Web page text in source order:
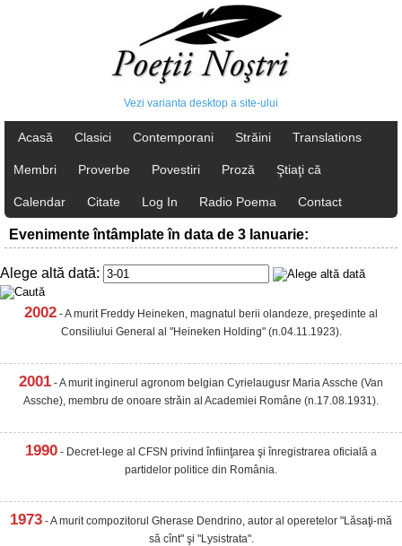
Vezi varianta desktop a site-ului
Acasă Clasici Contemporani Străini Translations
Membri Proverbe Povestiri Proză Ştiaţi că
Calendar Citate Log In Radio Poema Contact
Evenimente întâmplate în data de 3 Ianuarie:
Alege altă dată:
2002 - A murit Freddy Heineken, magnatul berii olandeze, preşedinte al
Consiliului General al "Heineken Holding" (n.04.11.1923).
2001 - A murit inginerul agronom belgian Cyrielaugusr Maria Assche (Van
Assche), membru de onoare străin al Academiei Române (n.17.08.1931).
1990 - Decret-lege al CFSN privind înfiinţarea şi înregistrarea oficială a
partidelor politice din România.
1973 - A murit compozitorul Gherase Dendrino, autor al operetelor "Lăsaţi-mă
să cînt" şi "Lysistrata".